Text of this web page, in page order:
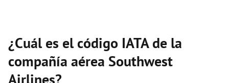
¿Cuál es el código IATA de la
compañía aérea Southwest
Airlines?